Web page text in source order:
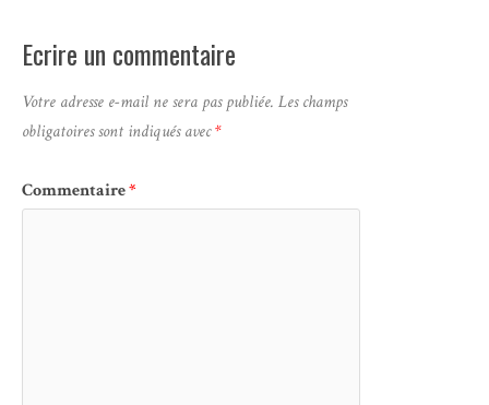
Ecrire un commentaire
Votre adresse e-mail ne sera pas publiée. Les champs
obligatoires sont indiqués avec*
Commentaire*